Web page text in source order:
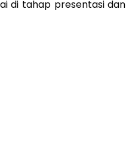
di tahap presentasi dan